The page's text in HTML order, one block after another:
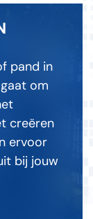
pand in
om
creëren
ervoor
bij jouw